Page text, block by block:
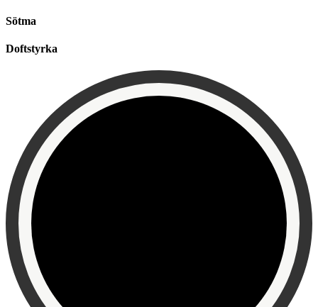
Sötma
Doftstyrka